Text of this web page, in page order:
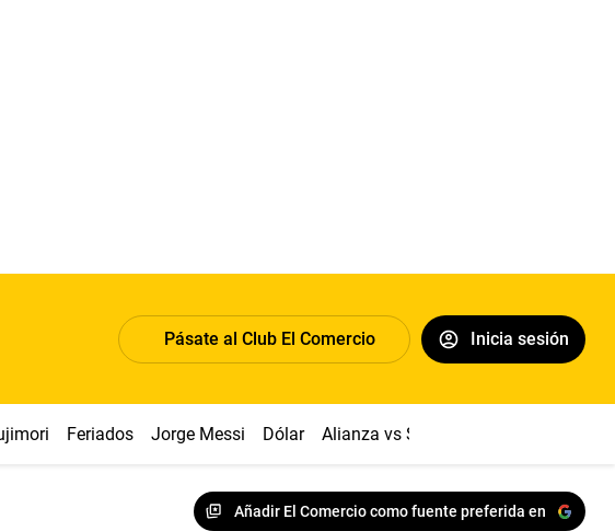
Pásate al Club El Comercio Inicia sesión
Feriados Jorge Messi Dólar Alianza vs Sport Boys
Añadir El Comercio como fuente preferida en